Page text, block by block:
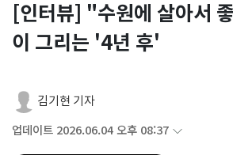
[인터뷰] "수원에 살아서
이 그리는 '4년 후'
김기현 기자
업데이트 2026.06.04 오후 08:37